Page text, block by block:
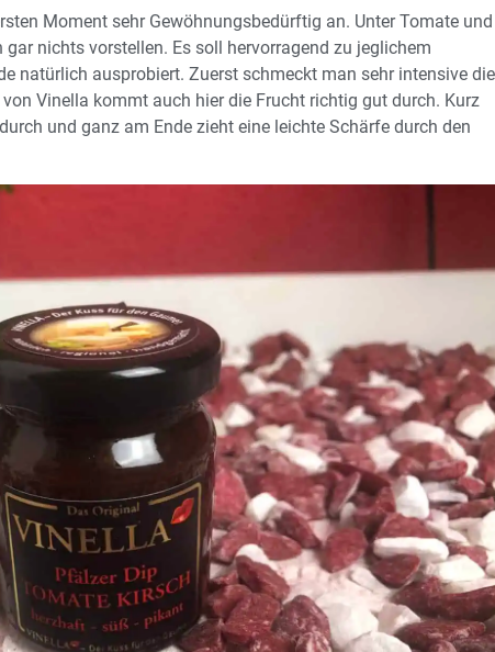
Moment sehr Gewöhnungsbedürftig an. Unter Tomate und
nichts vorstellen. Es soll hervorragend zu jeglichem
natürlich ausprobiert. Zuerst schmeckt man sehr intensive die
Vinella kommt auch hier die Frucht richtig gut durch. Kurz
und ganz am Ende zieht eine leichte Schärfe durch den